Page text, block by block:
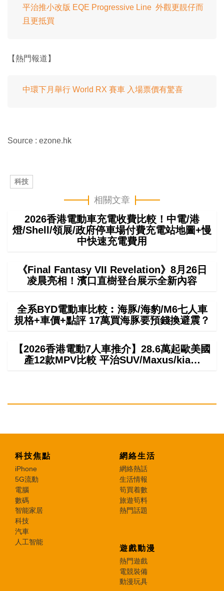
平治推小改版 EQE Progressive Line 外觀更靚仔而
且更抵買
【熱門報道】
中環下月舉行 World RX 賽車 入場票價有驚喜
Source : ezone.hk
科技
相關文章
2026香港電動車充電收費比較！中電/港
燈/Shell/領展/政府停車場付費充電站地圖+慢
中快速充電費用
《Final Fantasy VII Revelation》8月26日
凌晨亮相！濱口直樹登台展示全新內容
全系BYD電動車比較︰海豚/海豹/M6七人車
規格+車價+點評 17萬買海豚要預錢換避震？
【2026香港電動7人車推介】28.6萬起歐美國
產12款MPV比較 平治SUV/Maxus/kia…
科技焦點
iPhone
5G流動
電腦
數碼
智能家居
科技
汽車
人工智能
網絡生活
網絡熱話
生活情報
筍買着數
旅遊筍料
熱門話題
遊戲動漫
熱門遊戲
電競裝備
動漫玩具